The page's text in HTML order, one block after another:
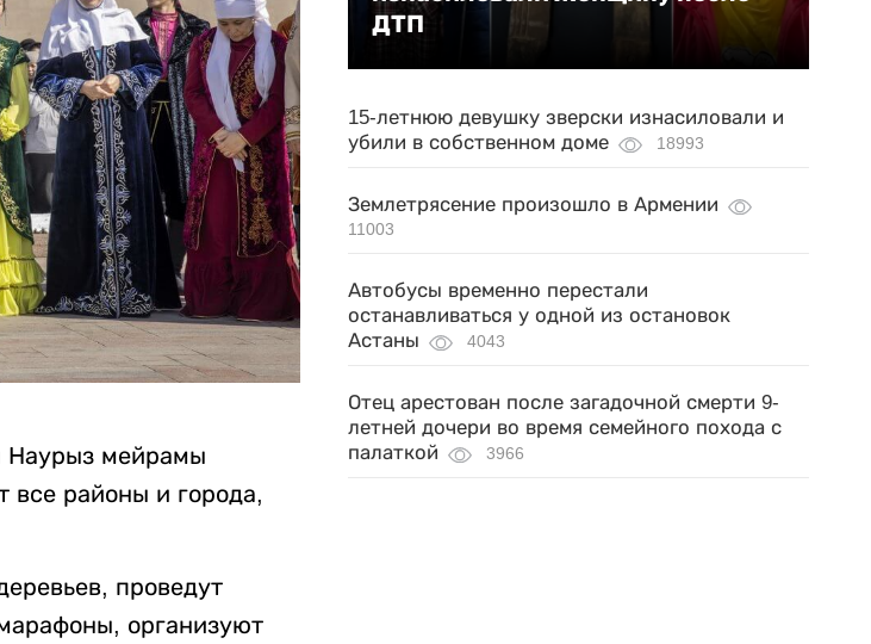
Наурыз мейрамы
все районы и города,
проведут
организуют
ДТП
15-летнюю девушку зверски изнасиловали и
убили в собственном доме
18993
Землетрясение произошло в Армении
11003
Автобусы временно перестали
останавливаться у одной из остановок
Астаны
4043
Отец арестован после загадочной смерти 9-
летней дочери во время семейного похода с
палаткой
3966